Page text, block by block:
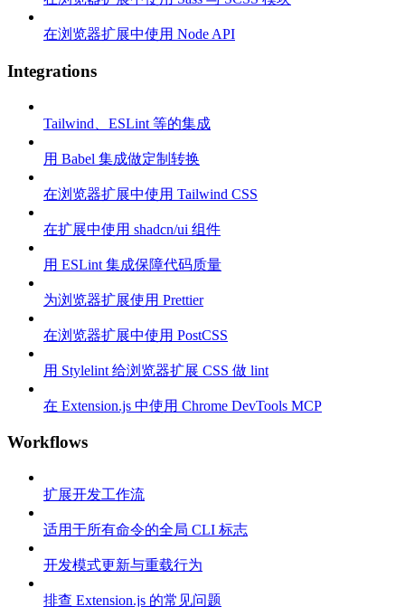
在浏览器扩展中使用 Node API
Integrations
Tailwind、ESLint 等的集成
用 Babel 集成做定制转换
在浏览器扩展中使用 Tailwind CSS
在扩展中使用 shadcn/ui 组件
用 ESLint 集成保障代码质量
为浏览器扩展使用 Prettier
在浏览器扩展中使用 PostCSS
用 Stylelint 给浏览器扩展 CSS 做 lint
在 Extension.js 中使用 Chrome DevTools MCP
Workflows
扩展开发工作流
适用于所有命令的全局 CLI 标志
开发模式更新与重载行为
排查 Extension.js 的常见问题